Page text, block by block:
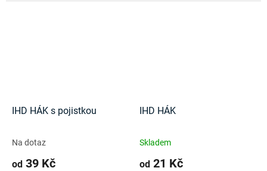
IHD HÁK s pojistkou
Na dotaz
od 39 Kč
IHD HÁK
Skladem
od 21 Kč